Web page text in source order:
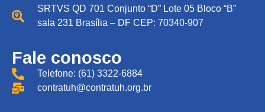
SRTVS QD 701 Conjunto “D” Lote 05 Bloco “B”
sala 231 Brasília – DF CEP: 70340-907
Fale conosco
Telefone: (61) 3322-6884
contratuh@contratuh.org.br